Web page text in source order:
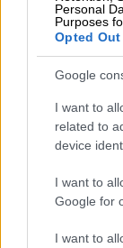
Personal
Purposes
Opted Out
Google
I want to
related to
device
I want to
Google for
I want to
Löydä
Tutustu